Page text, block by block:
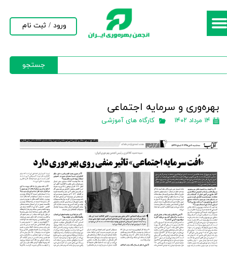
جستجو
ورود / ثبت نام
حساب کاربری من
بهره‌وری و سرمایه اجتماعی
۱۴ مرداد ۱۴۰۲ کارگاه های آموزشی